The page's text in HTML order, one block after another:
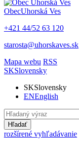
ObecUhorská Ves
+421 44/52 63 120
starosta@uhorskaves.sk
Mapa webu RSS
SKSlovensky
SKSlovensky
ENEnglish
Hľadať
rozšírené vyhľadávanie